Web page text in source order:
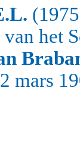
het
mars